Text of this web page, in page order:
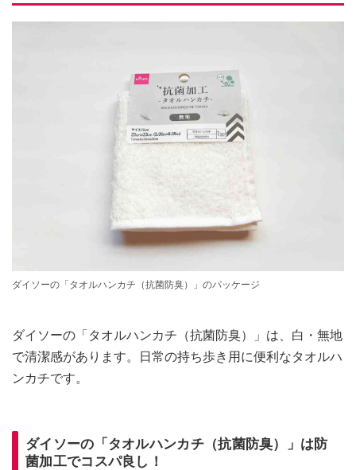
ダイソーの「タオルハンカチ（抗菌防臭）」のパッケージ
ダイソーの「タオルハンカチ（抗菌防臭）」は、白・無地
で清潔感があります。日常の持ち歩き用に便利なタオルハ
ンカチです。
ダイソーの「タオルハンカチ（抗菌防臭）」は防
菌加工でコスパ良し！